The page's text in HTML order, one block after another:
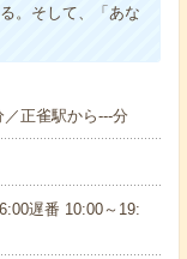
。そして、「あな
正雀駅から---分
遅番 10:00～19: